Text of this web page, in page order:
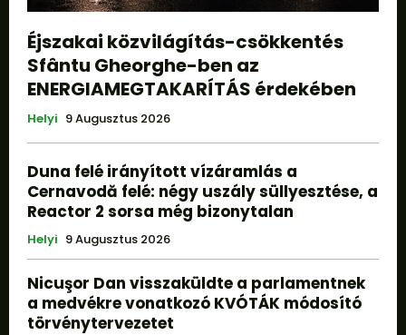
Éjszakai közvilágítás-csökkentés
Sfântu Gheorghe-ben az
ENERGIAMEGTAKARÍTÁS érdekében
Helyi 9 Augusztus 2026
Duna felé irányított vízáramlás a
Cernavodă felé: négy uszály süllyesztése, a
Reactor 2 sorsa még bizonytalan
Helyi 9 Augusztus 2026
Nicuşor Dan visszaküldte a parlamentnek
a medvékre vonatkozó KVÓTÁK módosító
törvénytervezetet